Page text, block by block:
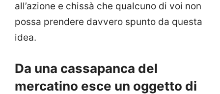
all’azione e chissà che qualcuno di voi non
possa prendere davvero spunto da questa
idea.
Da una cassapanca del
mercatino esce un oggetto di